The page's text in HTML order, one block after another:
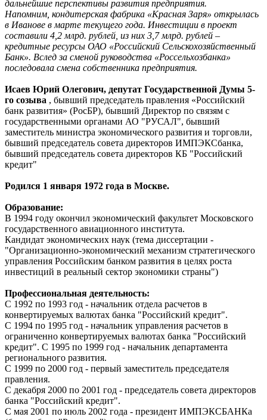
дальнейшие перспективы развития предприятия.
Напомним, кондитерская фабрика «Красная Заря» открылась
в Иванове в марте текущего года. Инвестиции в проект
составили 4,2 млрд. рублей, из них 3,7 млрд. рублей –
кредитные ресурсы ОАО «Российский Сельскохозяйственный
Банк». Вслед за сменой руководства «Россельхозбанка»
последовала смена собственника предприятия.
Исаев Юрий Олегович, депутат Государственной Думы 5-
го созыва , бывший председатель правления «Российский
банк развития» (РосБР), бывший Директор по связям с
государственными органами АО "РУСАЛ", бывший
заместитель министра экономического развития и торговли,
бывший председатель совета директоров ИМПЭКСбанка,
бывший председатель совета директоров КБ "Российский
кредит"
Родился 1 января 1972 года в Москве.
Образование:
В 1994 году окончил экономический факультет Московского
государственного авиационного института.
Кандидат экономических наук (тема диссертации -
"Организационно-экономический механизм стратегического
управления Российским банком развития в целях роста
инвестиций в реальный сектор экономики страны")
Профессиональная деятельность:
С 1992 по 1993 год - начальник отдела расчетов в
конвертируемых валютах банка "Российский кредит".
С 1994 по 1995 год - начальник управления расчетов в
ограниченно конвертируемых валютах банка "Российский
кредит". С 1995 по 1999 год - начальник департамента
регионального развития.
С 1999 по 2000 год - первый заместитель председателя
правления.
С декабря 2000 по 2001 год - председатель совета директоров
банка "Российский кредит".
С мая 2001 по июль 2002 года - президент ИМПЭКСБАНКа